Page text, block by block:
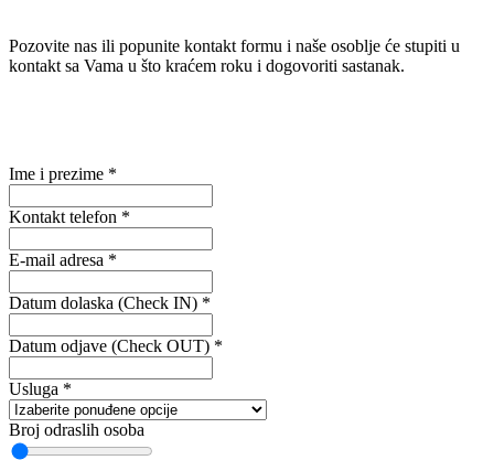
Pozovite nas ili popunite kontakt formu i naše osoblje će stupiti u
kontakt sa Vama u što kraćem roku i dogovoriti sastanak.
Ime i prezime *
Kontakt telefon *
E-mail adresa *
Datum dolaska (Check IN) *
Datum odjave (Check OUT) *
Usluga *
Broj odraslih osoba